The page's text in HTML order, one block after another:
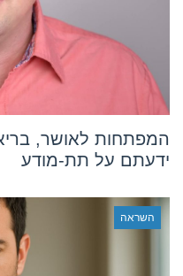
המפתחות לאושר,
ידעתם על תת-מודע
השראה